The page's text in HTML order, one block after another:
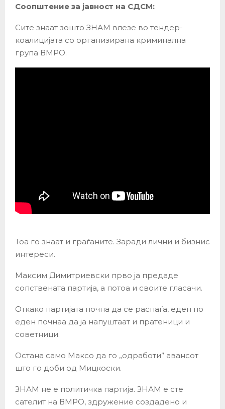
Соопштение за јавност на СДСМ:
Сите знаат зошто ЗНАМ влезе во тендер-
коалицијата со организирана криминална
група ВМРО.
Тоа го знаат и граѓаните. Заради лични и бизнис
интереси.
Максим Димитриевски прво ја предаде
сопствената партија, а потоа и своите гласачи.
Откако партијата почна да се распаѓа, еден по
еден почнаа да ја напуштаат и пратеници и
советници.
Остана само Максо да го „одработи” авансот
што го доби од Мицкоски.
ЗНАМ не е политичка партија. ЗНАМ е сте
сателит на ВМРО, здружение создадено и